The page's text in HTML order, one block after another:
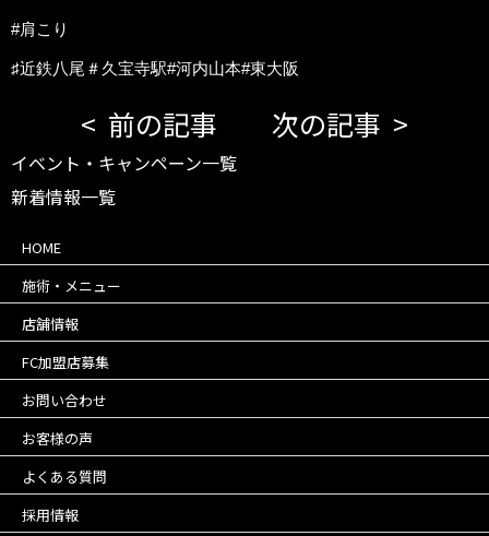
#肩こり
♯近鉄八尾＃久宝寺駅#河内山本#東大阪
前の記事 次の記事
イベント・キャンペーン一覧
新着情報一覧
HOME
施術・メニュー
店舗情報
FC加盟店募集
お問い合わせ
お客様の声
よくある質問
採用情報